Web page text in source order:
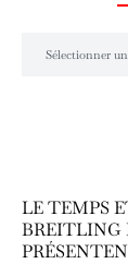
LE TEMPS
BREITLING